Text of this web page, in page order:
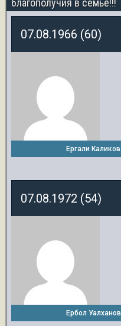
благополучия в семье!!!
07.08.1966 (60)
Ергали Каликов
07.08.1972 (54)
Ербол Уалханов